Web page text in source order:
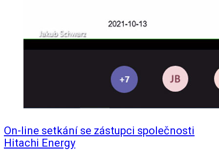
On-line setkání se zástupci společnosti
Hitachi Energy